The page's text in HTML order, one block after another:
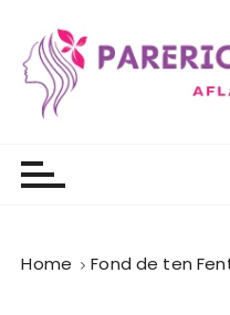
Home Fond de ten